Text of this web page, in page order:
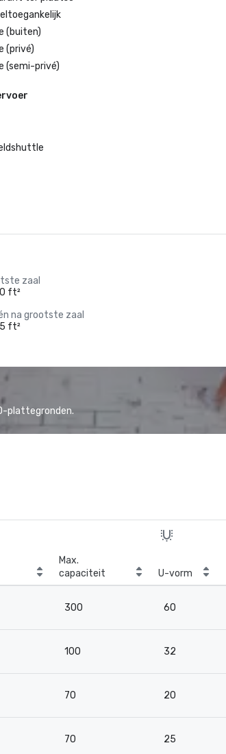
(buiten)
(privé)
(semi-privé)
zaal
ft²
na grootste zaal
ft²
plattegronden.
Max.
capaciteit
U-vorm
300 60
100 32
70 20
70 25